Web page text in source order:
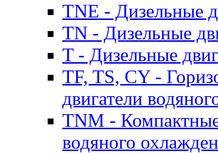
TNE - Дизельные
TN - Дизельные
T - Дизельные
TF, TS, CY -
двигатели
TNM -
водяного